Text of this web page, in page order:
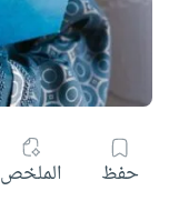
حفظ الملخص